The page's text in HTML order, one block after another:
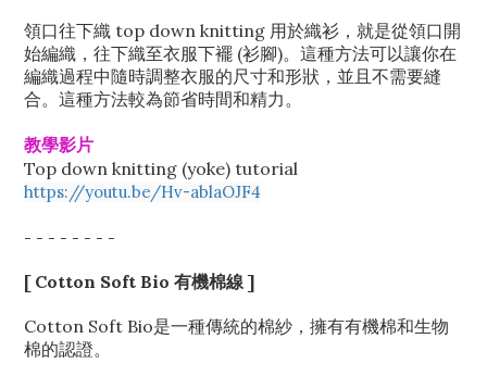
領口往下織 top down knitting 用於織衫，就是從領口開
始編織，往下織至衣服下襬 (衫腳)。這種方法可以讓你在
編織過程中隨時調整衣服的尺寸和形狀，並且不需要縫
合。這種方法較為節省時間和精力。
教學影片
Top down knitting (yoke) tutorial
https://youtu.be/Hv-ablaOJF4
- - - - - - - -
[ Cotton Soft Bio 有機棉線 ]
Cotton Soft Bio是一種傳統的棉紗，擁有有機棉和生物
棉的認證。